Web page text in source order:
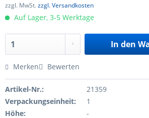
zzgl. MwSt.zzgl. Versandkosten
Auf Lager, 3-5 Werktage
In den
Merken Bewerten
Artikel-Nr.:
21359
Verpackungseinheit:
1
Höhe:
-